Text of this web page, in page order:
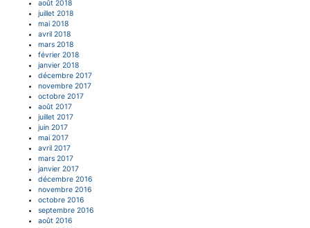
août 2018
juillet 2018
mai 2018
avril 2018
mars 2018
février 2018
janvier 2018
décembre 2017
novembre 2017
octobre 2017
août 2017
juillet 2017
juin 2017
mai 2017
avril 2017
mars 2017
janvier 2017
décembre 2016
novembre 2016
octobre 2016
septembre 2016
août 2016